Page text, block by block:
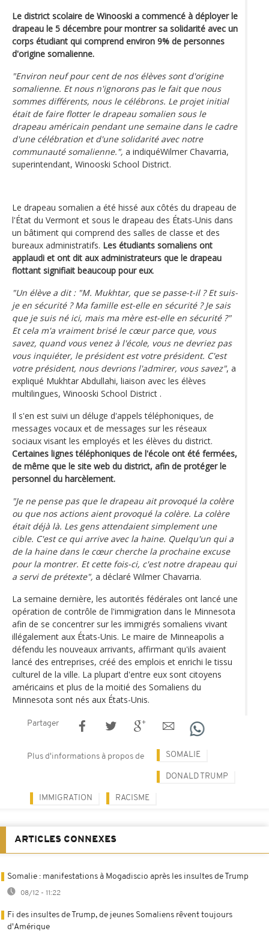
Le district scolaire de Winooski a commencé à déployer le
drapeau le 5 décembre pour montrer sa solidarité avec un
corps étudiant qui comprend environ 9% de personnes
d'origine somalienne.
"Environ neuf pour cent de nos élèves sont d'origine
somalienne. Et nous n'ignorons pas le fait que nous
sommes différents, nous le célébrons. Le projet initial
était de faire flotter le drapeau somalien sous le
drapeau américain pendant une semaine dans le cadre
d'une célébration et d'une solidarité avec notre
communauté somalienne.", a indiquéWilmer Chavarria,
superintendant, Winooski School District.
Le drapeau somalien a été hissé aux côtés du drapeau de
l'État du Vermont et sous le drapeau des États-Unis dans
un bâtiment qui comprend des salles de classe et des
bureaux administratifs. Les étudiants somaliens ont
applaudi et ont dit aux administrateurs que le drapeau
flottant signifiait beaucoup pour eux.
"Un élève a dit : "M. Mukhtar, que se passe-t-il ? Et suis-
je en sécurité ? Ma famille est-elle en sécurité ? Je sais
que je suis né ici, mais ma mère est-elle en sécurité ?"
Et cela m'a vraiment brisé le cœur parce que, vous
savez, quand vous venez à l'école, vous ne devriez pas
vous inquiéter, le président est votre président. C'est
votre président, nous devrions l'admirer, vous savez", a
expliqué Mukhtar Abdullahi, liaison avec les élèves
multilingues, Winooski School District .
Il s'en est suivi un déluge d'appels téléphoniques, de
messages vocaux et de messages sur les réseaux
sociaux visant les employés et les élèves du district.
Certaines lignes téléphoniques de l'école ont été fermées,
de même que le site web du district, afin de protéger le
personnel du harcèlement.
"Je ne pense pas que le drapeau ait provoqué la colère
ou que nos actions aient provoqué la colère. La colère
était déjà là. Les gens attendaient simplement une
cible. C'est ce qui arrive avec la haine. Quelqu'un qui a
de la haine dans le cœur cherche la prochaine excuse
pour la montrer. Et cette fois-ci, c'est notre drapeau qui
a servi de prétexte", a déclaré Wilmer Chavarria.
La semaine dernière, les autorités fédérales ont lancé une
opération de contrôle de l'immigration dans le Minnesota
afin de se concentrer sur les immigrés somaliens vivant
illégalement aux États-Unis. Le maire de Minneapolis a
défendu les nouveaux arrivants, affirmant qu'ils avaient
lancé des entreprises, créé des emplois et enrichi le tissu
culturel de la ville. La plupart d'entre eux sont citoyens
américains et plus de la moitié des Somaliens du
Minnesota sont nés aux États-Unis.
Partager
Plus d'informations à propos de SOMALIE
DONALD TRUMP
IMMIGRATION RACISME
ARTICLES CONNEXES
Somalie : manifestations à Mogadiscio après les insultes de Trump
08/12 - 11:22
Fi des insultes de Trump, de jeunes Somaliens rêvent toujours
d'Amérique